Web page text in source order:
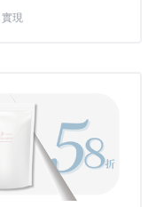
，請依正常程序儘
程序，但在少數情
量有異、品項有異
與我們聯繫，我們
現